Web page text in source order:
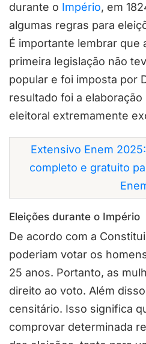
durante o Império, em
algumas regras para
É importante lembrar que
primeira legislação não
popular e foi imposta por
resultado foi a
eleitoral extremamente
Extensivo Enem
completo e gratuito
Eleições durante o Império
De acordo com a
poderiam votar os
25 anos. Portanto, as
direito ao voto. Além
censitário. Isso significa
comprovar determinada